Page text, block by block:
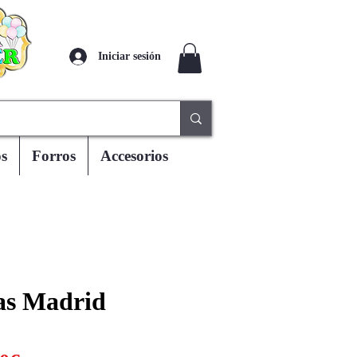
Iniciar sesión
Forros Accesorios
Madrid